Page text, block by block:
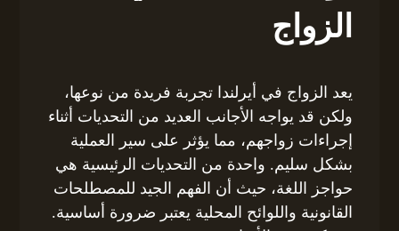
الزواج
يعد الزواج في أيرلندا تجربة فريدة من نوعها،
ولكن قد يواجه الأجانب العديد من التحديات أثناء
إجراءات زواجهم، مما يؤثر على سير العملية
بشكل سليم. واحدة من التحديات الرئيسية هي
حواجز اللغة، حيث أن الفهم الجيد للمصطلحات
القانونية واللوائح المحلية يعتبر ضرورة أساسية.